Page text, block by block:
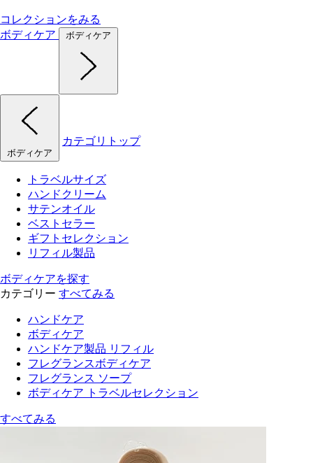
コレクションをみる
ボディケア
ボディケア
ボディケア
カテゴリトップ
トラベルサイズ
ハンドクリーム
サテンオイル
ベストセラー
ギフトセレクション
リフィル製品
ボディケアを探す
カテゴリー すべてみる
ハンドケア
ボディケア
ハンドケア製品 リフィル
フレグランスボディケア
フレグランス ソープ
ボディケア トラベルセレクション
すべてみる